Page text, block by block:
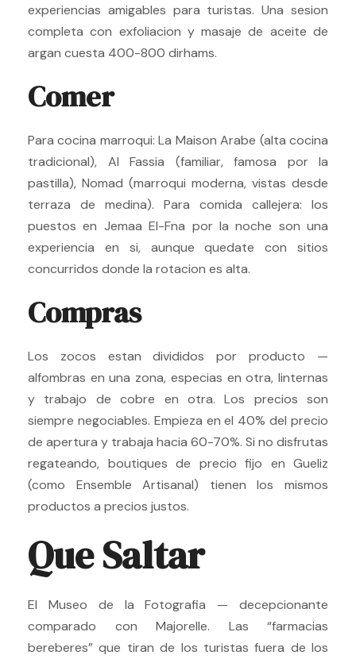
experiencias amigables para turistas. Una sesion
completa con exfoliacion y masaje de aceite de
argan cuesta 400-800 dirhams.
Comer
Para cocina marroqui: La Maison Arabe (alta cocina
tradicional), Al Fassia (familiar, famosa por la
pastilla), Nomad (marroqui moderna, vistas desde
terraza de medina). Para comida callejera: los
puestos en Jemaa El-Fna por la noche son una
experiencia en si, aunque quedate con sitios
concurridos donde la rotacion es alta.
Compras
Los zocos estan divididos por producto —
alfombras en una zona, especias en otra, linternas
y trabajo de cobre en otra. Los precios son
siempre negociables. Empieza en el 40% del precio
de apertura y trabaja hacia 60-70%. Si no disfrutas
regateando, boutiques de precio fijo en Gueliz
(como Ensemble Artisanal) tienen los mismos
productos a precios justos.
Que Saltar
El Museo de la Fotografia — decepcionante
comparado con Majorelle. Las “farmacias
bereberes” que tiran de los turistas fuera de los